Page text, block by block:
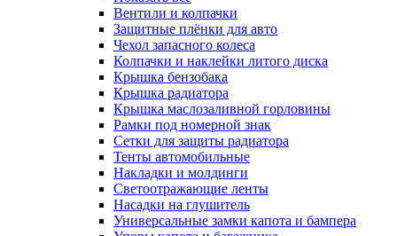
Вентили и колпачки
Защитные плёнки для авто
Чехол запасного колеса
Колпачки и наклейки литого диска
Крышка бензобака
Крышка радиатора
Крышка маслозаливной горловины
Рамки под номерной знак
Сетки для защиты радиатора
Тенты автомобильные
Накладки и молдинги
Светоотражающие ленты
Насадки на глушитель
Универсальные замки капота и бампера